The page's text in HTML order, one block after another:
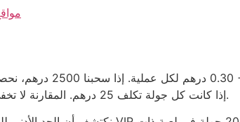
3 جولات في Gonzo’s Quest إذا كانت كل جولة تكلف 25 درهم. المقارنة لا تخفي الحقيقة: الكازينو يبيع راحتك بخسارة ثابتة.